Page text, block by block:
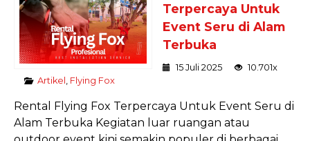
Terpercaya Untuk
Event Seru di Alam
Terbuka
15 Juli 2025
10.701x
Artikel
Flying Fox
Rental Flying Fox Terpercaya Untuk Event Seru di
Alam Terbuka Kegiatan luar ruangan atau